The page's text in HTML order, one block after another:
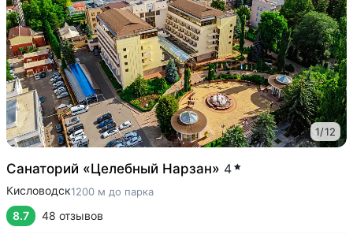
1/12
Санаторий «Целебный Нарзан» 4
Кисловодск1200 м до парка
8.7 48 отзывов